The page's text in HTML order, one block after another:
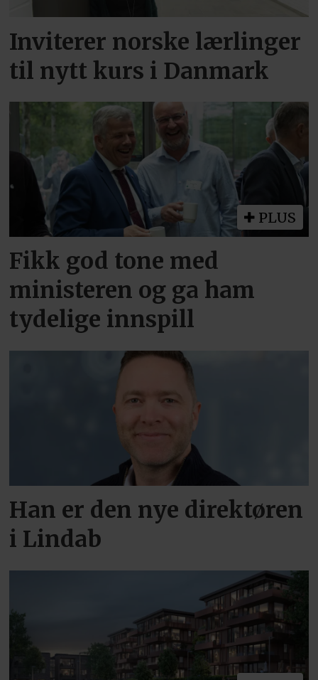
Inviterer norske lærlinger
til nytt kurs i Danmark
PLUS
Fikk god tone med
ministeren og ga ham
tydelige innspill
Han er den nye direktøren
i Lindab